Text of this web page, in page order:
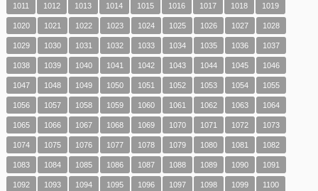
1011 1012 1013 1014 1015 1016 1017 1018 1019
1020 1021 1022 1023 1024 1025 1026 1027 1028
1029 1030 1031 1032 1033 1034 1035 1036 1037
1038 1039 1040 1041 1042 1043 1044 1045 1046
1047 1048 1049 1050 1051 1052 1053 1054 1055
1056 1057 1058 1059 1060 1061 1062 1063 1064
1065 1066 1067 1068 1069 1070 1071 1072 1073
1074 1075 1076 1077 1078 1079 1080 1081 1082
1083 1084 1085 1086 1087 1088 1089 1090 1091
1092 1093 1094 1095 1096 1097 1098 1099 1100